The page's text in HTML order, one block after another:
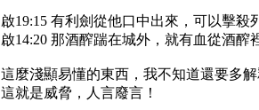
啟19:15 有利劍從他口中出來，可以擊
啟14:20 那酒醡踹在城外，就有血從酒醡
這麼淺顯易懂的東西，我不知道還要多
這就是威脅，人言廢言！